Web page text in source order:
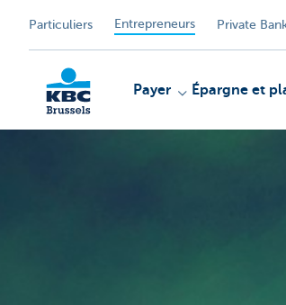
Particuliers Entrepreneurs Private
Payer Épargne et